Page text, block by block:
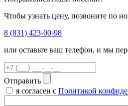
Чтобы узнать цену, позвоните по
8 (831) 423-00-98
или оставьте ваш телефон, и мы
Отправить
я согласен с Политикой